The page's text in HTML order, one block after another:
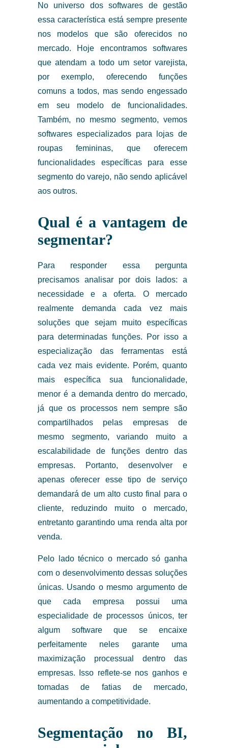
No universo dos softwares de gestão
essa característica está sempre presente
nos modelos que são oferecidos no
mercado. Hoje encontramos softwares
que atendam a todo um setor varejista,
por exemplo, oferecendo funções
comuns a todos, mas sendo engessado
em seu modelo de funcionalidades.
Também, no mesmo segmento, vemos
softwares especializados para lojas de
roupas femininas, que oferecem
funcionalidades específicas para esse
segmento do varejo, não sendo aplicável
aos outros.
Qual é a vantagem de
segmentar?
Para responder essa pergunta
precisamos analisar por dois lados: a
necessidade e a oferta. O mercado
realmente demanda cada vez mais
soluções que sejam muito específicas
para determinadas funções. Por isso a
especialização das ferramentas está
cada vez mais evidente. Porém, quanto
mais específica sua funcionalidade,
menor é a demanda dentro do mercado,
já que os processos nem sempre são
compartilhados pelas empresas de
mesmo segmento, variando muito a
escalabilidade de funções dentro das
empresas. Portanto, desenvolver e
apenas oferecer esse tipo de serviço
demandará de um alto custo final para o
cliente, reduzindo muito o mercado,
entretanto garantindo uma renda alta por
venda.
Pelo lado técnico o mercado só ganha
com o desenvolvimento dessas soluções
únicas. Usando o mesmo argumento de
que cada empresa possui uma
especialidade de processos únicos, ter
algum software que se encaixe
perfeitamente neles garante uma
maximização processual dentro das
empresas. Isso reflete-se nos ganhos e
tomadas de fatias de mercado,
aumentando a competitividade.
Segmentação no BI,